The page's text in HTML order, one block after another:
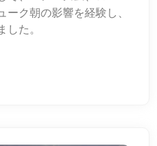
ク朝の影響を経験し、
た。